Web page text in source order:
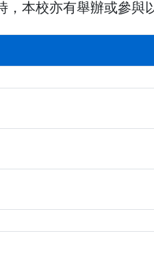
本校亦有舉辦或參與